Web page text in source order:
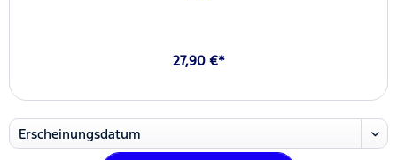
27,90 €*